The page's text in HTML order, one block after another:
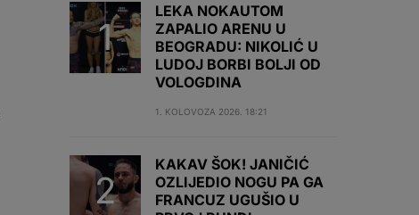
LEKA NOKAUTOM
ZAPALIO ARENU U
BEOGRADU: NIKOLIĆ U
LUDOJ BORBI BOLJI OD
VOLOGDINA
1. KOLOVOZA 2026. 18:21
KAKAV ŠOK! JANIČIĆ
OZLIJEDIO NOGU PA GA
FRANCUZ UGUŠIO U